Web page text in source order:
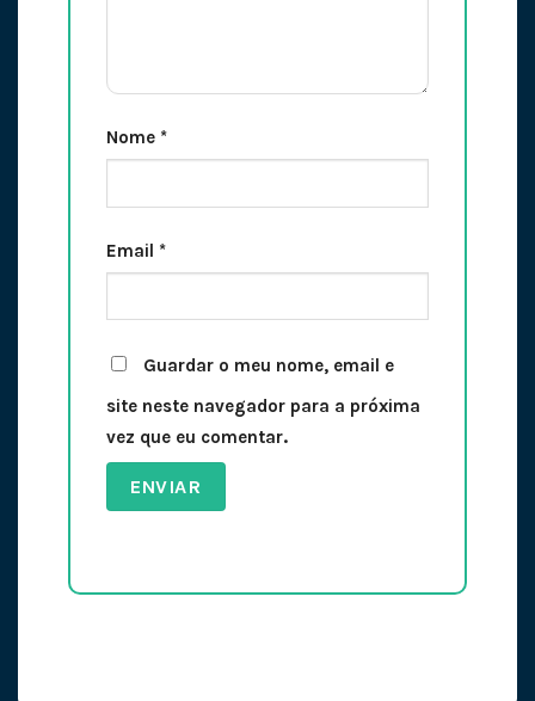
Nome *
Email *
Guardar o meu nome, email e
site neste navegador para a próxima
vez que eu comentar.